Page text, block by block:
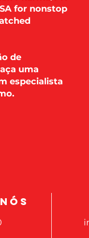
for nonstop
de
uma
especialista